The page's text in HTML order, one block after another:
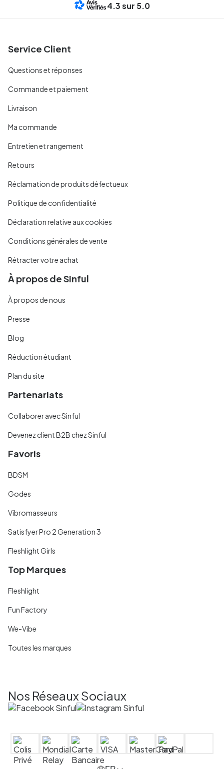
4.3sur 5.0
Service Client
Questions et réponses
Commande et paiement
Livraison
Ma commande
Entretien et rangement
Retours
Réclamation de produits défectueux
Politique de confidentialité
Déclaration relative aux cookies
Conditions générales de vente
Rétracter votre achat
À propos de Sinful
À propos de nous
Presse
Blog
Réduction étudiant
Plan du site
Partenariats
Collaborer avec Sinful
Devenez client B2B chez Sinful
Favoris
BDSM
Godes
Vibromasseurs
Satisfyer Pro 2 Generation 3
Fleshlight Girls
Top Marques
Fleshlight
Fun Factory
We-Vibe
Toutes les marques
Nos Réseaux Sociaux